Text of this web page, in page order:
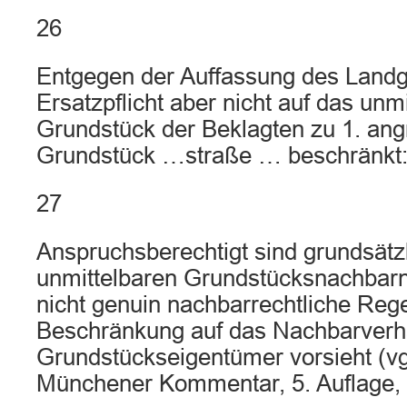
26
Entgegen der Auffassung des
Ersatzpflicht aber nicht auf das
Grundstück der Beklagten zu 1.
Grundstück …straße … beschränkt:
27
Anspruchsberechtigt sind
unmittelbaren
nicht genuin nachbarrechtliche
Beschränkung auf das
Grundstückseigentümer vorsieht
Münchener Kommentar, 5. Auflage,